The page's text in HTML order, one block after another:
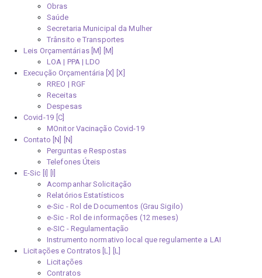
Obras
Saúde
Secretaria Municipal da Mulher
Trânsito e Transportes
Leis Orçamentárias [M]
LOA | PPA | LDO
Execução Orçamentária [X]
RREO | RGF
Receitas
Despesas
Covid-19
MOnitor Vacinação Covid-19
Contato [N]
Perguntas e Respostas
Telefones Úteis
E-Sic [I]
Acompanhar Solicitação
Relatórios Estatísticos
e-Sic - Rol de Documentos (Grau Sigilo)
e-Sic - Rol de informações (12 meses)
e-SIC - Regulamentação
Instrumento normativo local que regulamente a LAI
Licitações e Contratos [L]
Licitações
Contratos